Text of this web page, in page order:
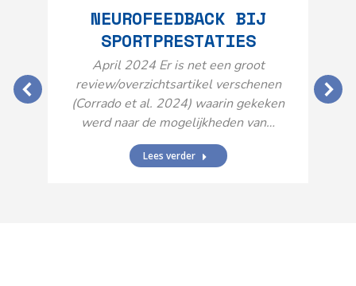
NEUROFEEDBACK BIJ
SPORTPRESTATIES
April 2024 Er is net een groot
review/overzichtsartikel verschenen
(Corrado et al. 2024) waarin gekeken
werd naar de mogelijkheden van…
Lees verder